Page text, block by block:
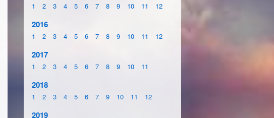
1 2 3 4 5 6 7 8 9 10 11 12
2016
1 2 3 4 5 6 7 8 9 10 11 12
2017
1 2 3 4 5 6 7 8 9 10 11
2018
1 2 3 4 5 6 7 9 10 11 12
2019